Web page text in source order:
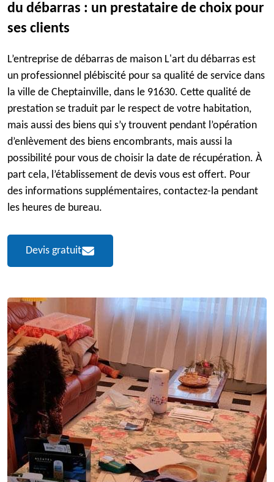
du débarras : un prestataire de choix pour
ses clients
L’entreprise de débarras de maison L'art du débarras est
un professionnel plébiscité pour sa qualité de service dans
la ville de Cheptainville, dans le 91630. Cette qualité de
prestation se traduit par le respect de votre habitation,
mais aussi des biens qui s’y trouvent pendant l’opération
d’enlèvement des biens encombrants, mais aussi la
possibilité pour vous de choisir la date de récupération. À
part cela, l’établissement de devis vous est offert. Pour
des informations supplémentaires, contactez-la pendant
les heures de bureau.
Devis gratuit